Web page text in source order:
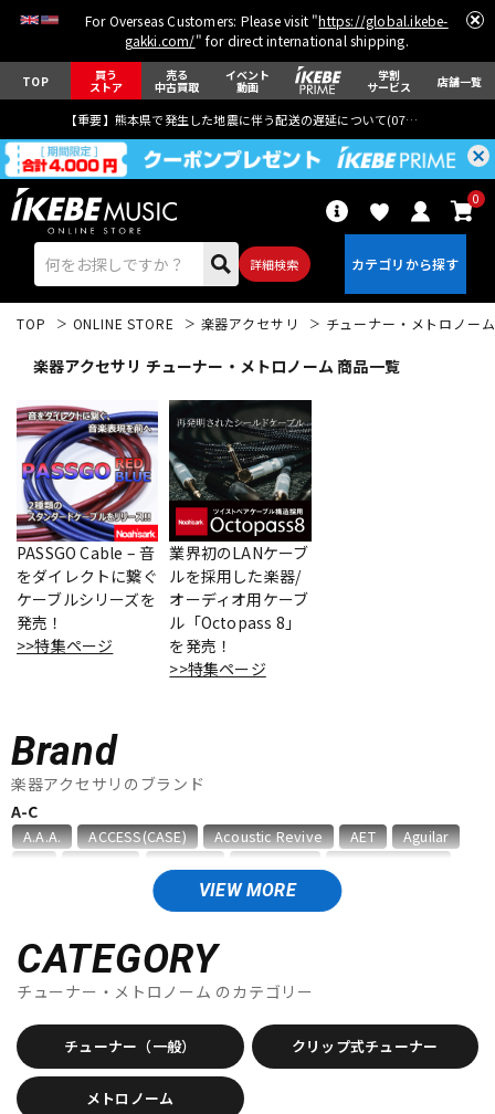
For Overseas Customers: Please visit "https://global.ikebe-
gakki.com/" for direct international shipping.
TOP 買う
ストア
売る
中古買取
イベント
動画
学割
サービス 店舗一覧
【重要】熊本県で発生した地震に伴う配送の遅延について(07月29日
詳細検索
0
エレキギター
ベース
ドラム
管楽器
アンプ エフェクター
DTM オンライン納品
TOP ONLINE STORE 楽器アクセサリ チューナー・メトロノーム
楽器アクセサリ チューナー・メトロノーム 商品一覧
PASSGO Cable – 音
をダイレクトに繋ぐ
ケーブルシリーズを
発売！
>>特集ページ
業界初のLANケーブ
ルを採用した楽器/
オーディオ用ケーブ
ル「Octopass 8」
を発売！
>>特集ページ
Brand
楽器アクセサリのブランド
VIEW MORE
A-C
A.A.A. ACCESS(CASE) Acoustic Revive AET
Aguilar
ALPINE HEARING PROTECTION APEX
ARTEC ATELIER Z
B，W&R
Babicz BARBAROSSA
bartolini
basiner BASSO
Bigsby
Bill Lawrence Birdland
Black Mountain
BLACK MOUNTAIN PICKS
BLACK&GOLD
Blackstar
BLUE BELL
Bohemians BONDHUS BOSS
Boveda
brokker
Bruff B-SIDE LABEL CAIG CAJ
CANARE
Carl Fischer
Carlos Charles Colin
CATEGORY
チューナー・メトロノーム のカテゴリー
チューナー（一般） クリップ式チューナー
メトロノーム